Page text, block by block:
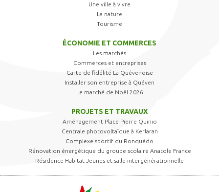
Une ville à vivre
La nature
Tourisme
ÉCONOMIE ET COMMERCES
Les marchés
Commerces et entreprises
Carte de fidélité La Quévenoise
Installer son entreprise à Quéven
Le marché de Noël 2026
PROJETS ET TRAVAUX
Aménagement Place Pierre Quinio
Centrale photovoltaïque à Kerlaran
Complexe sportif du Ronquédo
Rénovation énergétique du groupe scolaire Anatole France
Résidence Habitat Jeunes et salle intergénérationnelle